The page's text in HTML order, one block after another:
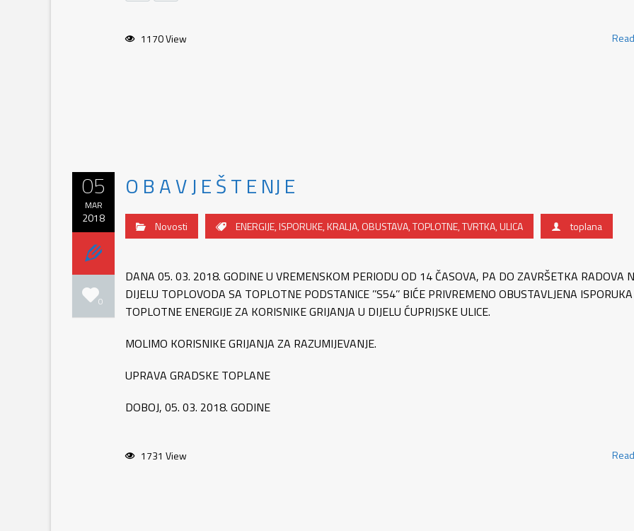
1170 View
05
MAR
2018
0
O B A V J E Š T E NJ E
Novosti ENERGIJE,ISPORUKE,KRALJA,OBUSTAVA,TOPLOTNE,TVRTKA,ULICA toplana
DANA 05. 03. 2018. GODINE U VREMENSKOM PERIODU OD 14 ČASOVA, PA DO ZAVRŠETKA RADOVA
DIJELU TOPLOVODA SA TOPLOTNE PODSTANICE ’’S54’’ BIĆE PRIVREMENO OBUSTAVLJENA ISPORUKA
TOPLOTNE ENERGIJE ZA KORISNIKE GRIJANJA U DIJELU ĆUPRIJSKE ULICE.
MOLIMO KORISNIKE GRIJANJA ZA RAZUMIJEVANJE.
UPRAVA GRADSKE TOPLANE
DOBOJ, 05. 03. 2018. GODINE
1731 View